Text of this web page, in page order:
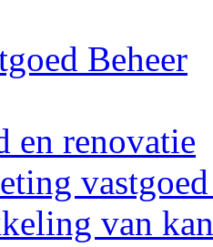
Beheer
en renovatie
van